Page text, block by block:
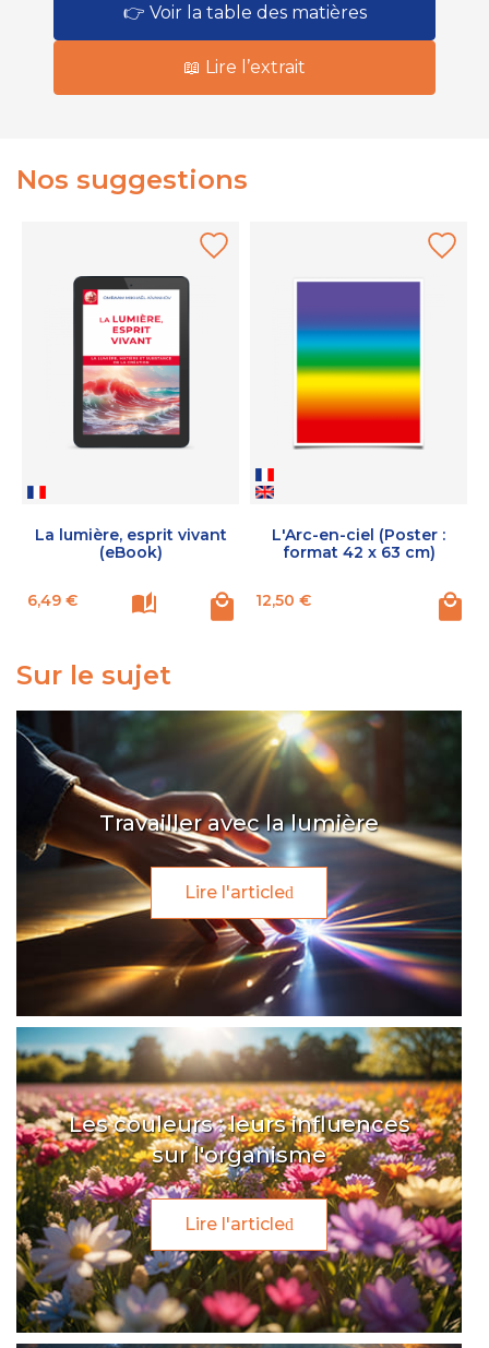
👉 Voir la table des matières
📖 Lire l’extrait
Nos suggestions
La lumière, esprit vivant
(eBook)
Prix
6,49 €
L'Arc-en-ciel (Poster :
format 42 x 63 cm)
Prix
12,50 €
Sur le sujet
Travailler avec la lumière
Lire l'article
Les couleurs : leurs influences
sur l'organisme
Lire l'article